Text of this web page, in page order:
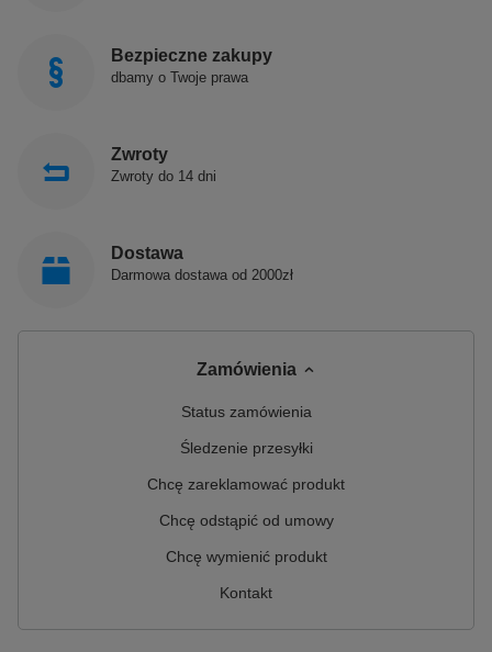
Bezpieczne zakupy
dbamy o Twoje prawa
Zwroty
Zwroty do 14 dni
Dostawa
Darmowa dostawa od 2000zł
Zamówienia
Status zamówienia
Śledzenie przesyłki
Chcę zareklamować produkt
Chcę odstąpić od umowy
Chcę wymienić produkt
Kontakt